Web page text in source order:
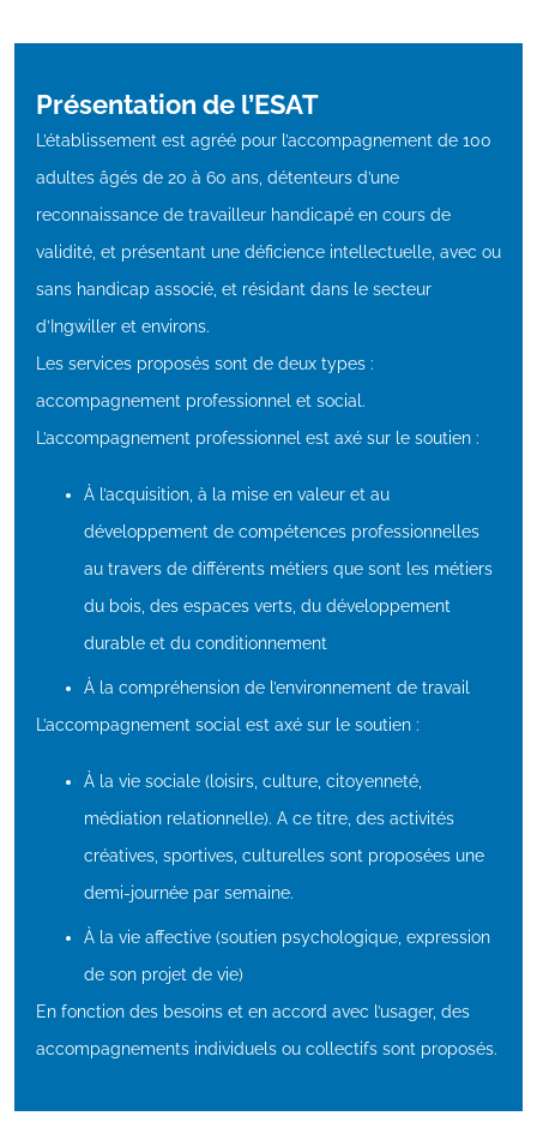
Présentation de l’ESAT
L’établissement est agréé pour l’accompagnement de 100
adultes âgés de 20 à 60 ans, détenteurs d’une
reconnaissance de travailleur handicapé en cours de
validité, et présentant une déficience intellectuelle, avec ou
sans handicap associé, et résidant dans le secteur
d’Ingwiller et environs.
Les services proposés sont de deux types :
accompagnement professionnel et social.
L’accompagnement professionnel est axé sur le soutien :
À l’acquisition, à la mise en valeur et au
développement de compétences professionnelles
au travers de différents métiers que sont les métiers
du bois, des espaces verts, du développement
durable et du conditionnement
À la compréhension de l’environnement de travail
L’accompagnement social est axé sur le soutien :
À la vie sociale (loisirs, culture, citoyenneté,
médiation relationnelle). A ce titre, des activités
créatives, sportives, culturelles sont proposées une
demi-journée par semaine.
À la vie affective (soutien psychologique, expression
de son projet de vie)
En fonction des besoins et en accord avec l’usager, des
accompagnements individuels ou collectifs sont proposés.